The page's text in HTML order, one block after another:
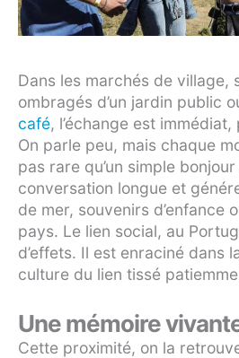
Dans les marchés de village,
ombragés d’un jardin public
café, l’échange est
On parle peu, mais chaque
pas rare qu’un simple
conversation longue et
de mer, souvenirs d’enfance
pays. Le lien social, au
d’effets. Il est enraciné dans
culture du lien tissé
Une mémoire
Cette proximité, on la